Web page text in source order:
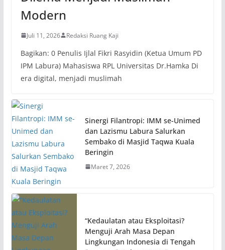
Modern
Juli 11, 2026 Redaksi Ruang Kaji
Bagikan: 0 Penulis Ijlal Fikri Rasyidin (Ketua Umum PD
IPM Labura) Mahasiswa RPL Universitas Dr.Hamka Di
era digital, menjadi muslimah
Sinergi Filantropi: IMM se-Unimed
dan Lazismu Labura Salurkan
Sembako di Masjid Taqwa Kuala
Beringin
Maret 7, 2026
“Kedaulatan atau Eksploitasi?
Menguji Arah Masa Depan
Lingkungan Indonesia di Tengah